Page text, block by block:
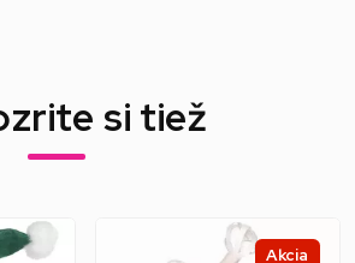
si tiež
Akcia